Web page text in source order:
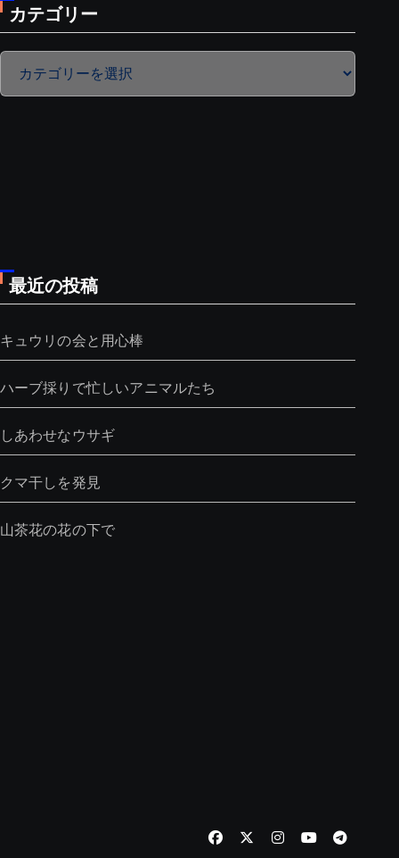
カテゴリー
最近の投稿
キュウリの会と用心棒
ハーブ採りで忙しいアニマルたち
しあわせなウサギ
クマ干しを発見
山茶花の花の下で